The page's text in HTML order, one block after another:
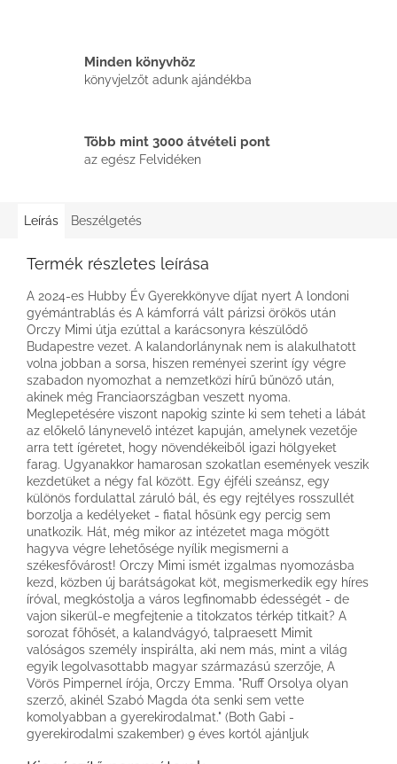
Minden könyvhöz
könyvjelzőt adunk ajándékba
Több mint 3000 átvételi pont
az egész Felvidéken
Leírás Beszélgetés
Termék részletes leírása
A 2024-es Hubby Év Gyerekkönyve díjat nyert A londoni
gyémántrablás és A kámforrá vált párizsi örökös után
Orczy Mimi útja ezúttal a karácsonyra készülődő
Budapestre vezet. A kalandorlánynak nem is alakulhatott
volna jobban a sorsa, hiszen reményei szerint így végre
szabadon nyomozhat a nemzetközi hírű bűnöző után,
akinek még Franciaországban veszett nyoma.
Meglepetésére viszont napokig szinte ki sem teheti a lábát
az előkelő lánynevelő intézet kapuján, amelynek vezetője
arra tett ígéretet, hogy növendékeiből igazi hölgyeket
farag. Ugyanakkor hamarosan szokatlan események veszik
kezdetüket a négy fal között. Egy éjféli szeánsz, egy
különös fordulattal záruló bál, és egy rejtélyes rosszullét
borzolja a kedélyeket - fiatal hősünk egy percig sem
unatkozik. Hát, még mikor az intézetet maga mögött
hagyva végre lehetősége nyílik megismerni a
székesfővárost! Orczy Mimi ismét izgalmas nyomozásba
kezd, közben új barátságokat köt, megismerkedik egy híres
íróval, megkóstolja a város legfinomabb édességét - de
vajon sikerül-e megfejtenie a titokzatos térkép titkait? A
sorozat főhősét, a kalandvágyó, talpraesett Mimit
valóságos személy inspirálta, aki nem más, mint a világ
egyik legolvasottabb magyar származású szerzője, A
Vörös Pimpernel írója, Orczy Emma. "Ruff Orsolya olyan
szerző, akinél Szabó Magda óta senki sem vette
komolyabban a gyerekirodalmat." (Both Gabi -
gyerekirodalmi szakember) 9 éves kortól ajánljuk